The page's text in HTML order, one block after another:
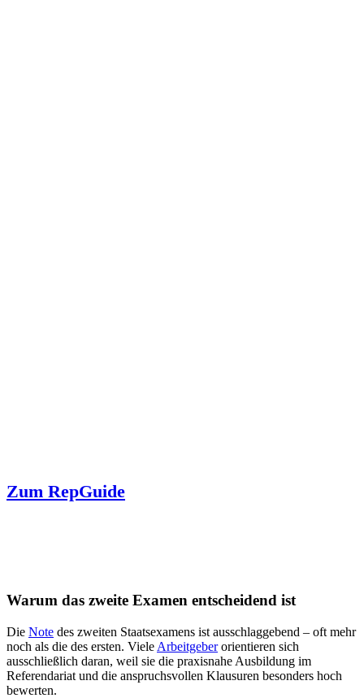
Zum RepGuide
Warum das zweite Examen entscheidend ist
Die Note des zweiten Staatsexamens ist ausschlaggebend – oft mehr
noch als die des ersten. Viele Arbeitgeberorientieren sich
ausschließlich daran, weil sie die praxisnahe Ausbildung im
Referendariat und die anspruchsvollen Klausuren besonders hoch
bewerten.